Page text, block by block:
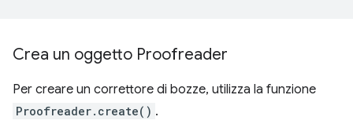
Crea un oggetto Proofreader
Per creare un correttore di bozze, utilizza la funzione
Proofreader.create() .